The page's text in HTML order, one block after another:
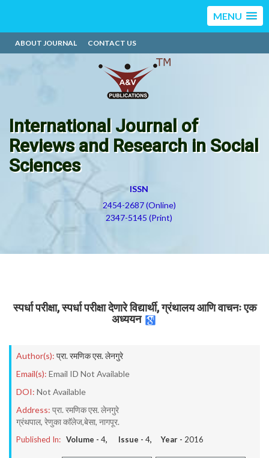
MENU
ABOUT JOURNAL CONTACT US
International Journal of
Reviews and Research in Social
Sciences
ISSN
2454-2687 (Online)
2347-5145 (Print)
स्पर्धा परीक्षा, स्पर्धा परीक्षा देणारे विद्यार्थी, ग्रंथालय आणि वाचनः एक
अध्ययन
Author(s): प्रा. रमणिक एस. लेनगुरे
Email(s): Email ID Not Available
DOI: Not Available
Address: प्रा. रमणिक एस. लेनगुरे
ग्रंथपाल, रेणुका काॅलेज,बेसा, नागपूर.
Published In: Volume - 4, Issue - 4, Year - 2016